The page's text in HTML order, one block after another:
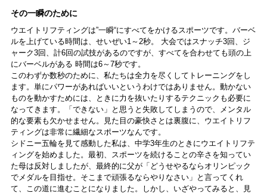
その一瞬のために
ウエイトリフティングは”一瞬“にすべてをかけるスポーツです。バーベ
ルを上げている時間は、せいぜい1～2秒。 大会ではスナッチ3回、ジ
ャーク3回、計6回の試技があるのですが、すべてを合わせても頭の上
にバーベルがある 時間は6～7秒です。
このわずか数秒のために、私たちは全力を尽くしてトレーニングをし
ます。単にパワーがあればいいというわけではありません。動かない
ものを動かすためには、ときに力を抜いたりするテクニックも必要に
なってきます。「できない」と思うと失敗してしまうので、メンタル
的な要素も欠かせません。見た目の豪快さとは裏腹に、ウエイトリフ
ティングは非常に繊細なスポーツなんです。
シドニー五輪を見て感動した私は、中学3年生のときにウエイトリフテ
ィングを始めました。最初、スポーツを続けることの辛さを知ってい
た母は反対しましたが、最終的に父が「どうせやるならオリンピック
でメダルを目指せ。そこまで頑張るならやりなさい」と言ってくれ
て、この道に進むことになりました。しかし、いざやってみると、見